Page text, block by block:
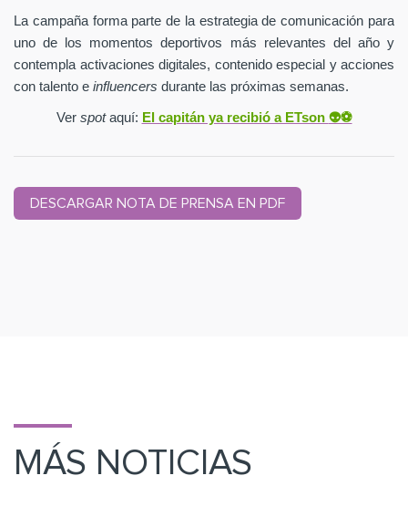
La campaña forma parte de la estrategia de comunicación para
uno de los momentos deportivos más relevantes del año y
contempla activaciones digitales, contenido especial y acciones
con talento e influencers durante las próximas semanas.
Ver spotaquí: El capitán ya recibió a ETson 👽⚽️
DESCARGAR NOTA DE PRENSA EN PDF
MÁS NOTICIAS